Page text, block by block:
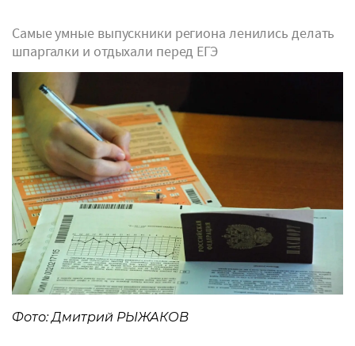
Самые умные выпускники региона ленились делать
шпаргалки и отдыхали перед ЕГЭ
Фото: Дмитрий РЫЖАКОВ